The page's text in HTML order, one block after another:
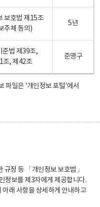
보호법 제15조
주체 동의)
5년
준법 제39조,
조, 제42조
준영구
파일은 '개인정보 포털'에서
규정 등 「개인정보 보호법」
정보를 제3자에게 제공합니다.
래 사항을 상세하게 안내하고